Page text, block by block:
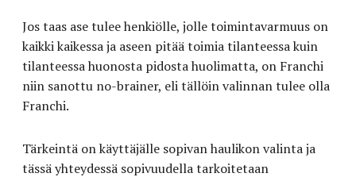
Jos taas ase tulee henkiölle, jolle toimintavarmuus on
kaikki kaikessa ja aseen pitää toimia tilanteessa kuin
tilanteessa huonosta pidosta huolimatta, on Franchi
niin sanottu no-brainer, eli tällöin valinnan tulee olla
Franchi.
Tärkeintä on käyttäjälle sopivan haulikon valinta ja
tässä yhteydessä sopivuudella tarkoitetaan